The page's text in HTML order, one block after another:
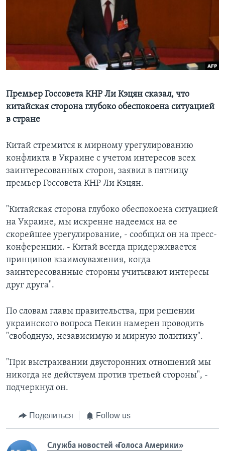
СОЦИАЛЬНЫЕ СЕТИ
Языки
Премьер Госсовета КНР Ли Кэцян сказал, что
китайская сторона глубоко обеспокоена ситуацией
в стране
Китай стремится к мирному урегулированию
конфликта в Украине с учетом интересов всех
заинтересованных сторон, заявил в пятницу
премьер Госсовета КНР Ли Кэцян.
"Китайская сторона глубоко обеспокоена ситуацией
на Украине, мы искренне надеемся на ее
скорейшее урегулирование, - сообщил он на пресс-
конференции. - Китай всегда придерживается
принципов взаимоуважения, когда
заинтересованные стороны учитывают интересы
друг друга".
По словам главы правительства, при решении
украинского вопроса Пекин намерен проводить
"свободную, независимую и мирную политику".
"При выстраивании двусторонних отношений мы
никогда не действуем против третьей стороны", -
подчеркнул он.
Поделиться Follow us
Служба новостей «Голоса Америки»